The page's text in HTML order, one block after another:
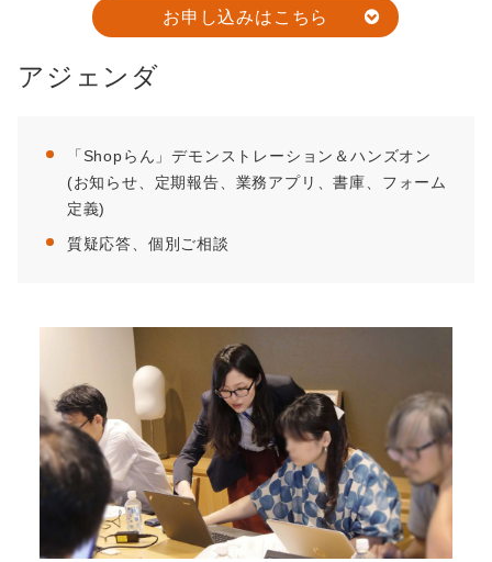
お申し込みはこちら
アジェンダ
「Shopらん」デモンストレーション＆ハンズオン
(お知らせ、定期報告、業務アプリ、書庫、フォーム
定義)
質疑応答、個別ご相談